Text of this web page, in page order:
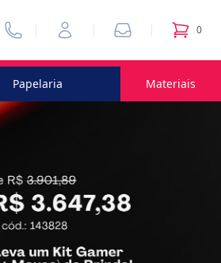
VendedoresMinha ContaPedidos 0
itens
Papelaria Materiais